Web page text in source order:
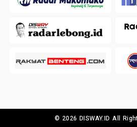
© 2026 DISWAY.ID All